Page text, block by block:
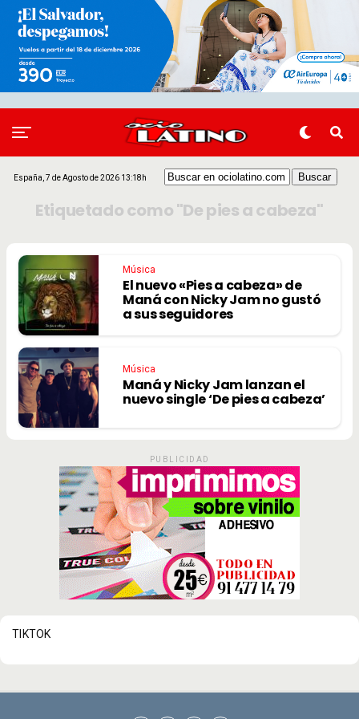
España, 7 de Agosto de 2026 13:18h
Etiquetado como "De pies a cabeza"
Música
El nuevo «Pies a cabeza» de
Maná con Nicky Jam no gustó
a sus seguidores
Música
Maná y Nicky Jam lanzan el
nuevo single ‘De pies a cabeza’
PUBLICIDAD
TIKTOK